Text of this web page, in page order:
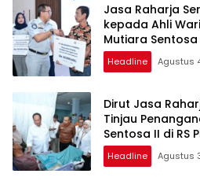
Jasa Raharja
kepada Ahli
Mutiara Sentosa
Headline Agustus
Dirut Jasa
Tinjau
Sentosa II di RS
Headline Agustus